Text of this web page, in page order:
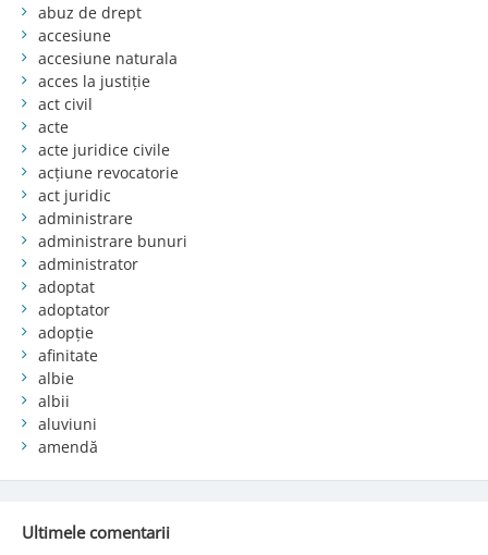
abuz de drept
accesiune
accesiune naturala
acces la justiție
act civil
acte
acte juridice civile
acțiune revocatorie
act juridic
administrare
administrare bunuri
administrator
adoptat
adoptator
adopție
afinitate
albie
albii
aluviuni
amendă
Ultimele comentarii